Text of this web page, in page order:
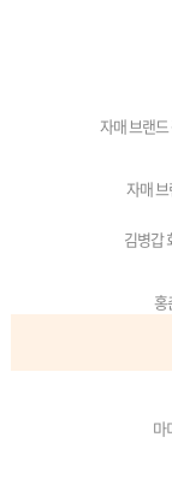
자매 브랜드
자매
김병갑
홍
마